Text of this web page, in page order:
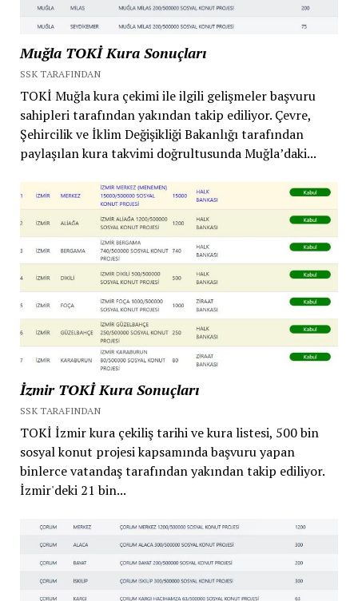
Muğla TOKİ Kura Sonuçları
SSK TARAFINDAN
TOKİ Muğla kura çekimi ile ilgili gelişmeler başvuru
sahipleri tarafından yakından takip ediliyor. Çevre,
Şehircilik ve İklim Değişikliği Bakanlığı tarafından
paylaşılan kura takvimi doğrultusunda Muğla’daki...
İzmir TOKİ Kura Sonuçları
SSK TARAFINDAN
TOKİ İzmir kura çekiliş tarihi ve kura listesi, 500 bin
sosyal konut projesi kapsamında başvuru yapan
binlerce vatandaş tarafından yakından takip ediliyor.
İzmir'deki 21 bin...